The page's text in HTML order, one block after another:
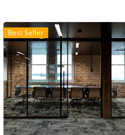
Best Seller